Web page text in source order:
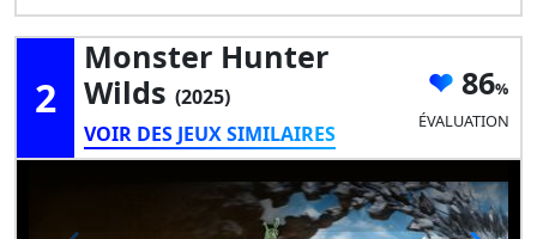
2
Monster Hunter
Wilds (2025)
VOIR DES JEUX SIMILAIRES
86
ÉVALUATION